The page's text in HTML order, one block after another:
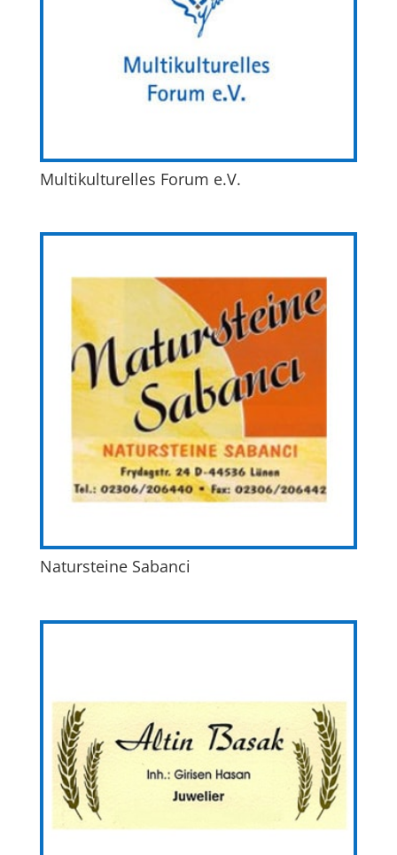
Multikulturelles Forum e.V.
Natursteine Sabanci